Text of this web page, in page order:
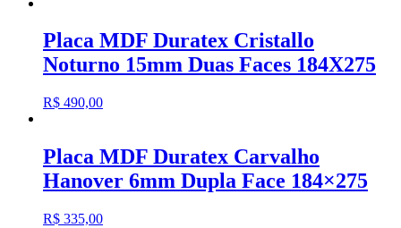
Placa MDF Duratex Cristallo
Noturno 15mm Duas Faces 184X275
R$ 490,00
Placa MDF Duratex Carvalho
Hanover 6mm Dupla Face 184×275
R$ 335,00